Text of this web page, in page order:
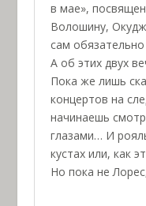
в мае»,
Волошину,
сам обязательно
А об этих двух
Пока же лишь
концертов на
начинаешь
глазами… И
кустах или, как
Но пока не